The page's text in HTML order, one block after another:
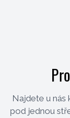
Najdete u nás
pod jednou